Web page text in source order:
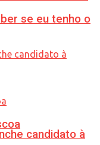
candidato à
se eu tenho o